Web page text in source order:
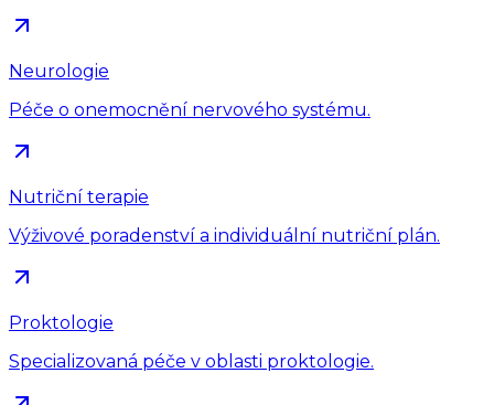
Neurologie
Péče o onemocnění nervového systému.
Nutriční terapie
Výživové poradenství a individuální nutriční plán.
Proktologie
Specializovaná péče v oblasti proktologie.